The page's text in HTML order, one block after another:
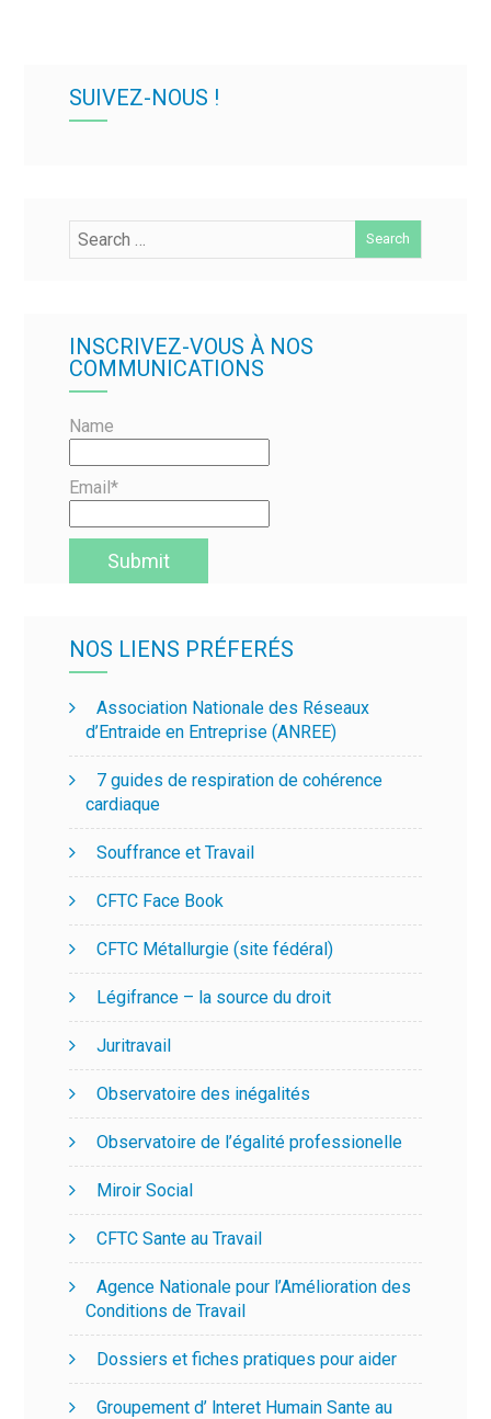
SUIVEZ-NOUS !
INSCRIVEZ-VOUS À NOS
COMMUNICATIONS
Name
Email*
NOS LIENS PRÉFERÉS
Association Nationale des Réseaux
d’Entraide en Entreprise (ANREE)
7 guides de respiration de cohérence
cardiaque
Souffrance et Travail
CFTC Face Book
CFTC Métallurgie (site fédéral)
Légifrance – la source du droit
Juritravail
Observatoire des inégalités
Observatoire de l’égalité professionelle
Miroir Social
CFTC Sante au Travail
Agence Nationale pour l’Amélioration des
Conditions de Travail
Dossiers et fiches pratiques pour aider
Groupement d’ lnteret Humain Sante au